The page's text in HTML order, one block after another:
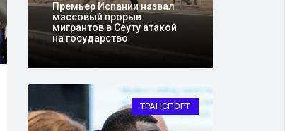
29.07.2026 16:14
Кассационный суд
оставил приговор
Премьер Испании назвал
массовый прорыв
мигрантов в Сеуту атакой
на государство
ТРАНСПОРТ